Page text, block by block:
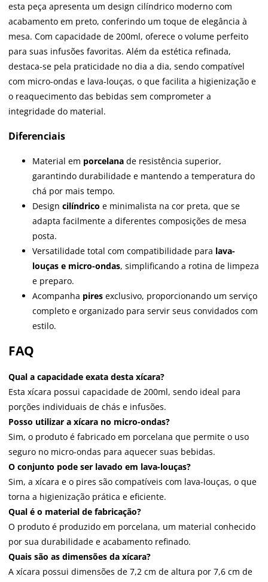
esta peça apresenta um design cilíndrico moderno com
acabamento em preto, conferindo um toque de elegância à
mesa. Com capacidade de 200ml, oferece o volume perfeito
para suas infusões favoritas. Além da estética refinada,
destaca-se pela praticidade no dia a dia, sendo compatível
com micro-ondas e lava-louças, o que facilita a higienização e
o reaquecimento das bebidas sem comprometer a
integridade do material.
Diferenciais
Material em porcelana de resistência superior,
garantindo durabilidade e mantendo a temperatura do
chá por mais tempo.
Design cilíndrico e minimalista na cor preta, que se
adapta facilmente a diferentes composições de mesa
posta.
Versatilidade total com compatibilidade para lava-
louças e micro-ondas, simplificando a rotina de limpeza
e preparo.
Acompanha pires exclusivo, proporcionando um serviço
completo e organizado para servir seus convidados com
estilo.
FAQ
Qual a capacidade exata desta xícara?
Esta xícara possui capacidade de 200ml, sendo ideal para
porções individuais de chás e infusões.
Posso utilizar a xícara no micro-ondas?
Sim, o produto é fabricado em porcelana que permite o uso
seguro no micro-ondas para aquecer suas bebidas.
O conjunto pode ser lavado em lava-louças?
Sim, a xícara e o pires são compatíveis com lava-louças, o que
torna a higienização prática e eficiente.
Qual é o material de fabricação?
O produto é produzido em porcelana, um material conhecido
por sua durabilidade e acabamento refinado.
Quais são as dimensões da xícara?
A xícara possui dimensões de 7,2 cm de altura por 7,6 cm de